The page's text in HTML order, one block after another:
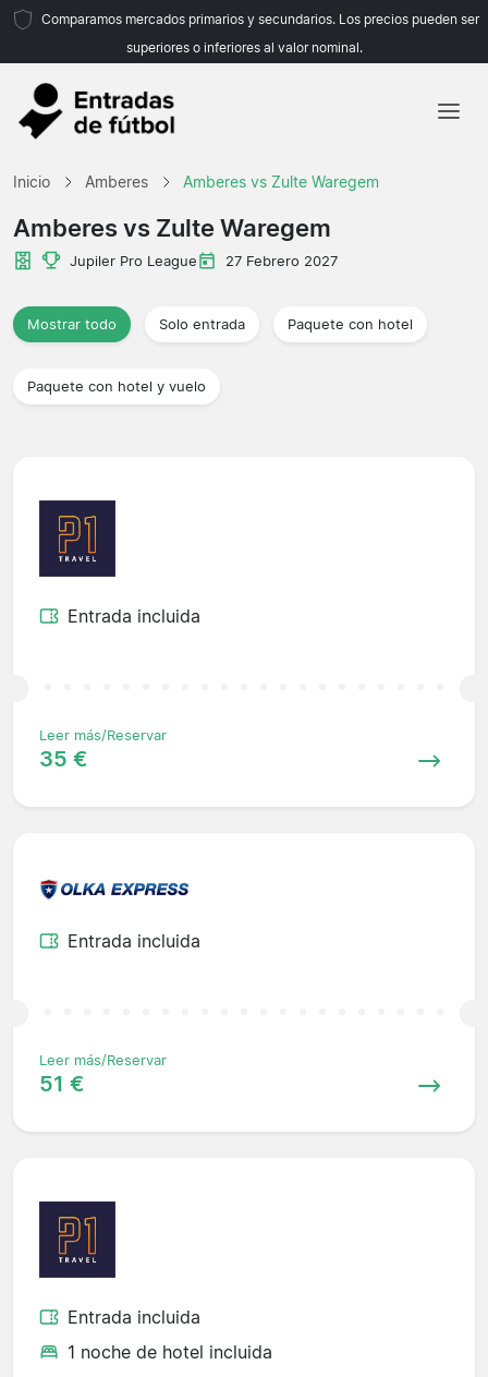
Comparamos mercados primarios y secundarios. Los precios pueden ser
superiores o inferiores al valor nominal.
Inicio Amberes Amberes vs Zulte Waregem
Amberes vs Zulte Waregem
Jupiler Pro League 27 Febrero 2027
Mostrar todo Solo entrada Paquete con hotel
Paquete con hotel y vuelo
Entrada incluida
Leer más/Reservar
35 €
Entrada incluida
Leer más/Reservar
51 €
Entrada incluida
1 noche de hotel incluida